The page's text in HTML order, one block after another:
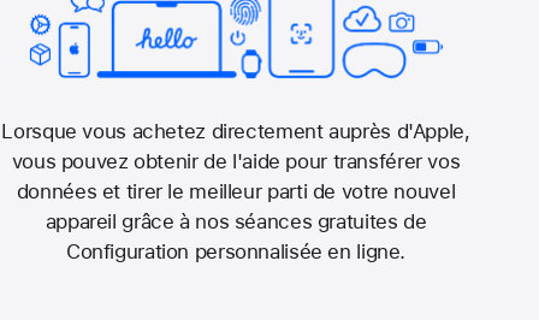
Lorsque vous achetez directement auprès d'Apple,
vous pouvez obtenir de l'aide pour transférer vos
données et tirer le meilleur parti de votre nouvel
appareil grâce à nos séances gratuites de
Configuration personnalisée en ligne.